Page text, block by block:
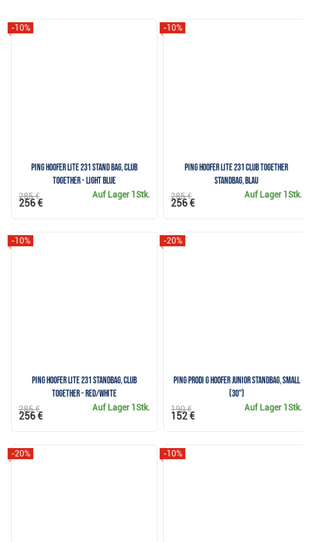
PING HOOFER LITE 231 Stand Bag, Club
Together - Light Blue
-10%
Auf Lager 1Stk.
285 €
256 €
PING Hoofer Lite 231 Club Together
Standbag, Blau
-10%
Auf Lager 1Stk.
285 €
256 €
PING HOOFER LITE 231 Standbag, Club
Together - Red/White
-10%
Auf Lager 1Stk.
285 €
256 €
Ping Prodi G Hoofer Junior Standbag, SMALL
(30")
-20%
Auf Lager 1Stk.
190 €
152 €
-20% -10%